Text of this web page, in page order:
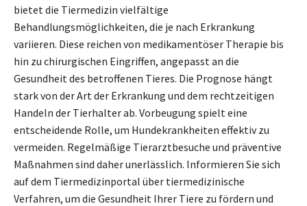
bietet die Tiermedizin vielfältige
Behandlungsmöglichkeiten, die je nach Erkrankung
variieren. Diese reichen von medikamentöser Therapie bis
hin zu chirurgischen Eingriffen, angepasst an die
Gesundheit des betroffenen Tieres. Die Prognose hängt
stark von der Art der Erkrankung und dem rechtzeitigen
Handeln der Tierhalter ab. Vorbeugung spielt eine
entscheidende Rolle, um Hundekrankheiten effektiv zu
vermeiden. Regelmäßige Tierarztbesuche und präventive
Maßnahmen sind daher unerlässlich. Informieren Sie sich
auf dem Tiermedizinportal über tiermedizinische
Verfahren, um die Gesundheit Ihrer Tiere zu fördern und